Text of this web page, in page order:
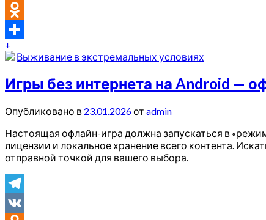
VK
Odnoklassniki
Отправить
+
Выживание в экстремальных условиях
Игры без интернета на Android —
Опубликовано в 23.01.2026от admin
Настоящая офлайн-игра должна запускаться в
лицензии и локальное хранение всего контента.
отправной точкой для вашего выбора.
Telegram